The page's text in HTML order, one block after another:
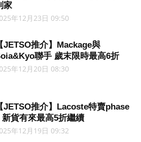
家
年12月23日 09:50
【JETSO推介】Mackage與
聯手 歲末限時最高6折
年12月20日 08:30
【JETSO推介】Lacoste特賣phase
新貨有來最高5折繼續
年12月19日 09:32